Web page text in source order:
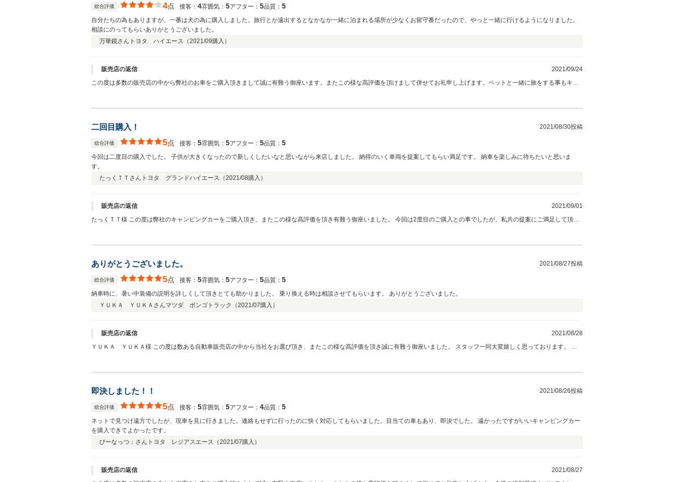
総合評価 4点 接客： 4雰囲気： 5アフター： 5品質： 5
自分たちの為もありますが、一番は犬の為に購入しました。旅行とか遠出するとなかなか一緒に泊まれる場所が少なくお留守番だったので、やっと一緒に行けるようになりました。
相談にのってもらいありがとうございました。
万華鏡さん トヨタ ハイエース（2021/09購入）
販売店の返信
2021/09/24
この度は多数の販売店の中から弊社のお車をご購入頂きまして誠に有難う御座います。またこの様な高評価を頂けまして併せてお礼申し上げます。ペットと一緒に旅をする事もキャ
二回目購入！ 2021/08/30投稿
総合評価 5点 接客： 5雰囲気： 5アフター： 5品質： 5
今回は二度目の購入でした。 子供が大きくなったので新しくしたいなと思いながら来店しました。 納得のいく車両を提案してもらい満足です。 納車を楽しみに待ちたいと思いま
す。
たっくＴＴさん トヨタ グランドハイエース（2021/08購入）
販売店の返信
2021/09/01
たっくＴＴ様 この度は弊社のキャンピングカーをご購入頂き、またこの様な高評価を頂き有難う御座いました。 今回は2度目のご購入との事でしたが、私共の提案にご満足して頂き
ありがとうございました。 2021/08/27投稿
総合評価 5点 接客： 5雰囲気： 5アフター： 5品質： 5
納車時に、暑い中装備の説明を詳しくして頂きとても助かりました。 乗り換える時は相談させてもらいます。 ありがとうございました。
ＹＵＫＡ ＹＵＫＡさんマツダ ボンゴトラック（2021/07購入）
販売店の返信
2021/08/28
ＹＵＫＡ ＹＵＫＡ様 この度は数ある自動車販売店の中から当社をお選び頂き、またこの様な高評価を頂き誠に有難う御座いました。 スタッフ一同大変嬉しく思っております。 キ
即決しました！！ 2021/08/26投稿
総合評価 5点 接客： 5雰囲気： 5アフター： 4品質： 5
ネットで見つけ遠方でしたが、現車を見に行きました。連絡もせずに行ったのに快く対応してもらいました。目当ての車もあり、即決でした。 遠かったですがいいキャンピングカー
を購入できてよかったです。
ぴーなっつ：さん トヨタ レジアスエース（2021/07購入）
販売店の返信
2021/08/27